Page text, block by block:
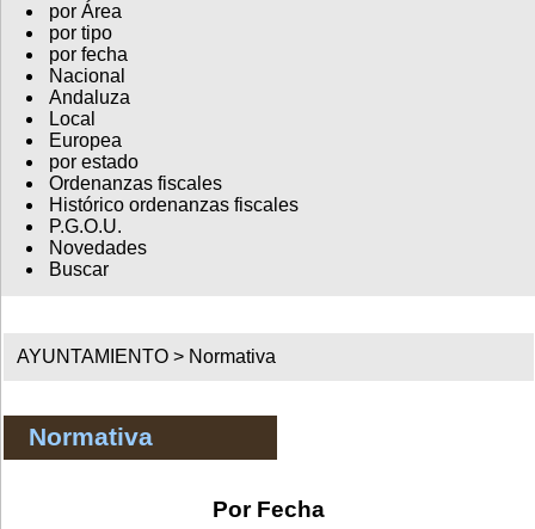
por Área
por tipo
por fecha
Nacional
Andaluza
Local
Europea
por estado
Ordenanzas fiscales
Histórico ordenanzas fiscales
P.G.O.U.
Novedades
Buscar
AYUNTAMIENTO > Normativa
Normativa
Por Fecha